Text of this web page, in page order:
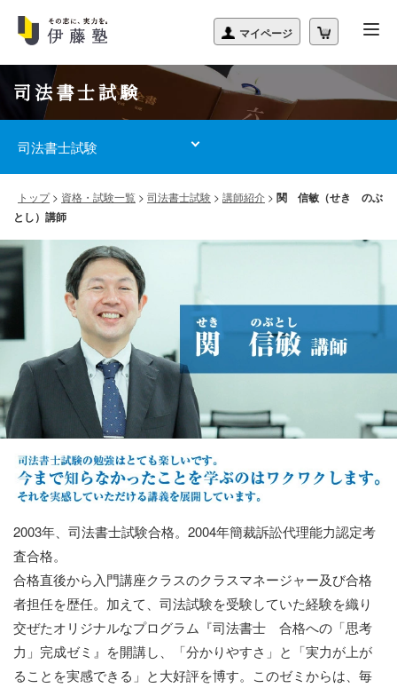
司法書士試験
司法書士試験
トップ> 資格・試験一覧 > 司法書士試験 > 講師紹介 > 関 信敏（せき のぶ
とし）講師
2003年、司法書士試験合格。2004年簡裁訴訟代理能力認定考
査合格。
合格直後から入門講座クラスのクラスマネージャー及び合格
者担任を歴任。加えて、司法試験を受験していた経験を織り
交ぜたオリジナルなプログラム『司法書士 合格への「思考
力」完成ゼミ』を開講し、「分かりやすさ」と「実力が上が
ることを実感できる」と大好評を博す。このゼミからは、毎